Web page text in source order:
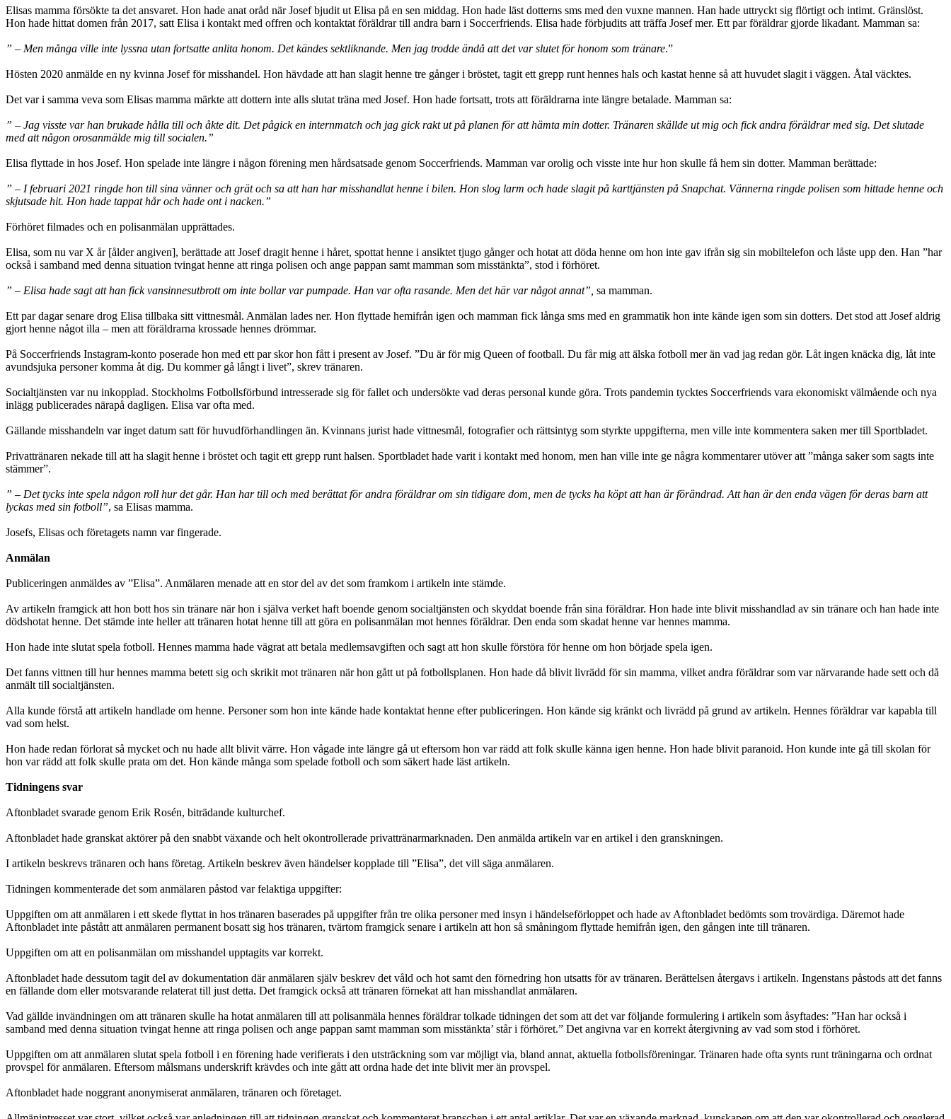
Elisas mamma försökte ta det ansvaret. Hon hade anat oråd när Josef bjudit ut Elisa på en sen middag. Hon hade läst dotterns sms med den vuxne mannen. Han hade uttryckt sig flörtigt och intimt. Gränslöst.
Hon hade hittat domen från 2017, satt Elisa i kontakt med offren och kontaktat föräldrar till andra barn i Soccerfriends. Elisa hade förbjudits att träffa Josef mer. Ett par föräldrar gjorde likadant. Mamman sa:
” – Men många ville inte lyssna utan fortsatte anlita honom. Det kändes sektliknande. Men jag trodde ändå att det var slutet för honom som tränare.”
Hösten 2020 anmälde en ny kvinna Josef för misshandel. Hon hävdade att han slagit henne tre gånger i bröstet, tagit ett grepp runt hennes hals och kastat henne så att huvudet slagit i väggen. Åtal väcktes.
Det var i samma veva som Elisas mamma märkte att dottern inte alls slutat träna med Josef. Hon hade fortsatt, trots att föräldrarna inte längre betalade. Mamman sa:
” – Jag visste var han brukade hålla till och åkte dit. Det pågick en internmatch och jag gick rakt ut på planen för att hämta min dotter. Tränaren skällde ut mig och fick andra föräldrar med sig. Det slutade
med att någon orosanmälde mig till socialen.”
Elisa flyttade in hos Josef. Hon spelade inte längre i någon förening men hårdsatsade genom Soccerfriends. Mamman var orolig och visste inte hur hon skulle få hem sin dotter. Mamman berättade:
” – I februari 2021 ringde hon till sina vänner och grät och sa att han har misshandlat henne i bilen. Hon slog larm och hade slagit på karttjänsten på Snapchat. Vännerna ringde polisen som hittade henne och
skjutsade hit. Hon hade tappat hår och hade ont i nacken.”
Förhöret filmades och en polisanmälan upprättades.
Elisa, som nu var X år [ålder angiven], berättade att Josef dragit henne i håret, spottat henne i ansiktet tjugo gånger och hotat att döda henne om hon inte gav ifrån sig sin mobiltelefon och låste upp den. Han ”har
också i samband med denna situation tvingat henne att ringa polisen och ange pappan samt mamman som misstänkta”, stod i förhöret.
” – Elisa hade sagt att han fick vansinnesutbrott om inte bollar var pumpade. Han var ofta rasande. Men det här var något annat”, sa mamman.
Ett par dagar senare drog Elisa tillbaka sitt vittnesmål. Anmälan lades ner. Hon flyttade hemifrån igen och mamman fick långa sms med en grammatik hon inte kände igen som sin dotters. Det stod att Josef aldrig
gjort henne något illa – men att föräldrarna krossade hennes drömmar.
På Soccerfriends Instagram-konto poserade hon med ett par skor hon fått i present av Josef. ”Du är för mig Queen of football. Du får mig att älska fotboll mer än vad jag redan gör. Låt ingen knäcka dig, låt inte
avundsjuka personer komma åt dig. Du kommer gå långt i livet”, skrev tränaren.
Socialtjänsten var nu inkopplad. Stockholms Fotbollsförbund intresserade sig för fallet och undersökte vad deras personal kunde göra. Trots pandemin tycktes Soccerfriends vara ekonomiskt välmående och nya
inlägg publicerades närapå dagligen. Elisa var ofta med.
Gällande misshandeln var inget datum satt för huvudförhandlingen än. Kvinnans jurist hade vittnesmål, fotografier och rättsintyg som styrkte uppgifterna, men ville inte kommentera saken mer till Sportbladet.
Privattränaren nekade till att ha slagit henne i bröstet och tagit ett grepp runt halsen. Sportbladet hade varit i kontakt med honom, men han ville inte ge några kommentarer utöver att ”många saker som sagts inte
stämmer”.
” – Det tycks inte spela någon roll hur det går. Han har till och med berättat för andra föräldrar om sin tidigare dom, men de tycks ha köpt att han är förändrad. Att han är den enda vägen för deras barn att
lyckas med sin fotboll”, sa Elisas mamma.
Josefs, Elisas och företagets namn var fingerade.
Anmälan
Publiceringen anmäldes av ”Elisa”. Anmälaren menade att en stor del av det som framkom i artikeln inte stämde.
Av artikeln framgick att hon bott hos sin tränare när hon i själva verket haft boende genom socialtjänsten och skyddat boende från sina föräldrar. Hon hade inte blivit misshandlad av sin tränare och han hade inte
dödshotat henne. Det stämde inte heller att tränaren hotat henne till att göra en polisanmälan mot hennes föräldrar. Den enda som skadat henne var hennes mamma.
Hon hade inte slutat spela fotboll. Hennes mamma hade vägrat att betala medlemsavgiften och sagt att hon skulle förstöra för henne om hon började spela igen.
Det fanns vittnen till hur hennes mamma betett sig och skrikit mot tränaren när hon gått ut på fotbollsplanen. Hon hade då blivit livrädd för sin mamma, vilket andra föräldrar som var närvarande hade sett och då
anmält till socialtjänsten.
Alla kunde förstå att artikeln handlade om henne. Personer som hon inte kände hade kontaktat henne efter publiceringen. Hon kände sig kränkt och livrädd på grund av artikeln. Hennes föräldrar var kapabla till
vad som helst.
Hon hade redan förlorat så mycket och nu hade allt blivit värre. Hon vågade inte längre gå ut eftersom hon var rädd att folk skulle känna igen henne. Hon hade blivit paranoid. Hon kunde inte gå till skolan för
hon var rädd att folk skulle prata om det. Hon kände många som spelade fotboll och som säkert hade läst artikeln.
Tidningens svar
Aftonbladet svarade genom Erik Rosén, biträdande kulturchef.
Aftonbladet hade granskat aktörer på den snabbt växande och helt okontrollerade privattränarmarknaden. Den anmälda artikeln var en artikel i den granskningen.
I artikeln beskrevs tränaren och hans företag. Artikeln beskrev även händelser kopplade till ”Elisa”, det vill säga anmälaren.
Tidningen kommenterade det som anmälaren påstod var felaktiga uppgifter:
Uppgiften om att anmälaren i ett skede flyttat in hos tränaren baserades på uppgifter från tre olika personer med insyn i händelseförloppet och hade av Aftonbladet bedömts som trovärdiga. Däremot hade
Aftonbladet inte påstått att anmälaren permanent bosatt sig hos tränaren, tvärtom framgick senare i artikeln att hon så småningom flyttade hemifrån igen, den gången inte till tränaren.
Uppgiften om att en polisanmälan om misshandel upptagits var korrekt.
Aftonbladet hade dessutom tagit del av dokumentation där anmälaren själv beskrev det våld och hot samt den förnedring hon utsatts för av tränaren. Berättelsen återgavs i artikeln. Ingenstans påstods att det fanns
en fällande dom eller motsvarande relaterat till just detta. Det framgick också att tränaren förnekat att han misshandlat anmälaren.
Vad gällde invändningen om att tränaren skulle ha hotat anmälaren till att polisanmäla hennes föräldrar tolkade tidningen det som att det var följande formulering i artikeln som åsyftades: ”Han har också i
samband med denna situation tvingat henne att ringa polisen och ange pappan samt mamman som misstänkta’ står i förhöret.” Det angivna var en korrekt återgivning av vad som stod i förhöret.
Uppgiften om att anmälaren slutat spela fotboll i en förening hade verifierats i den utsträckning som var möjligt via, bland annat, aktuella fotbollsföreningar. Tränaren hade ofta synts runt träningarna och ordnat
provspel för anmälaren. Eftersom målsmans underskrift krävdes och inte gått att ordna hade det inte blivit mer än provspel.
Aftonbladet hade noggrant anonymiserat anmälaren, tränaren och företaget.